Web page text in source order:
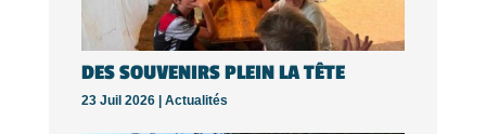
DES SOUVENIRS PLEIN LA TÊTE
23 Juil 2026 | Actualités